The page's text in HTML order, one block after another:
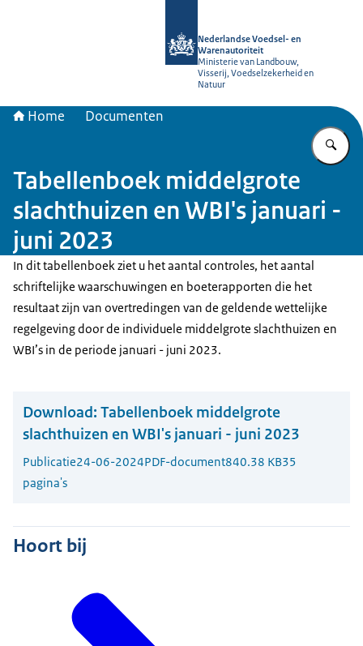
Nederlandse Voedsel- en
Warenautoriteit
Ministerie van Landbouw,
Visserij, Voedselzekerheid en
Natuur
Home Documenten
Tabellenboek middelgrote
slachthuizen en WBI's januari -
juni 2023
In dit tabellenboek ziet u het aantal controles, het aantal
schriftelijke waarschuwingen en boeterapporten die het
resultaat zijn van overtredingen van de geldende wettelijke
regelgeving door de individuele middelgrote slachthuizen en
WBI’s in de periode januari - juni 2023.
Download: Tabellenboek middelgrote
slachthuizen en WBI's januari - juni 2023
Publicatie24-06-2024PDF-document840.38 KB35
pagina's
Hoort bij